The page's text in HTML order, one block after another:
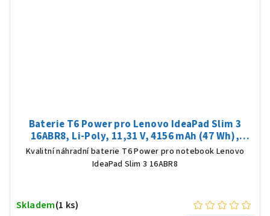
Baterie T6 Power pro Lenovo IdeaPad Slim 3
16ABR8, Li-Poly, 11,31 V, 4156 mAh (47 Wh),
černá
Kvalitní náhradní baterie T6 Power pro notebook Lenovo
IdeaPad Slim 3 16ABR8
Skladem(1 ks)